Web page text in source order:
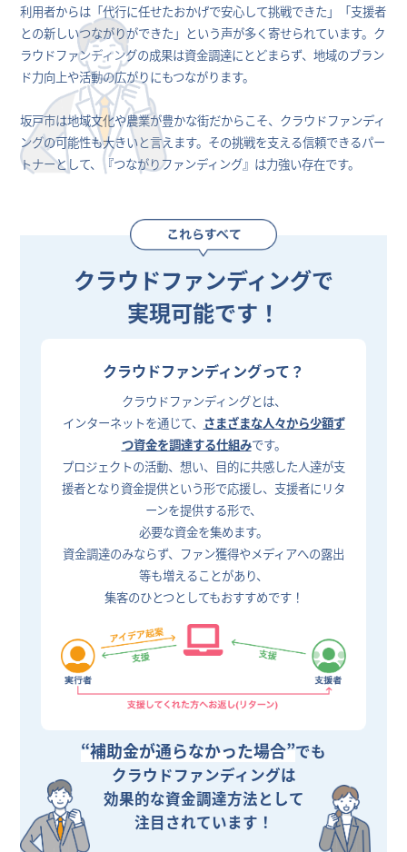
利用者からは「代行に任せたおかげで安心して挑戦できた」「支援者
との新しいつながりができた」という声が多く寄せられています。ク
ラウドファンディングの成果は資金調達にとどまらず、地域のブラン
ド力向上や活動の広がりにもつながります。
坂戸市は地域文化や農業が豊かな街だからこそ、クラウドファンディ
ングの可能性も大きいと言えます。その挑戦を支える信頼できるパー
トナーとして、『つながりファンディング』は力強い存在です。
クラウドファンディングで
実現可能です！
クラウドファンディングって？
クラウドファンディングとは、
インターネットを通じて、 さまざまな人々から少額ず
つ資金を調達する仕組みです。
プロジェクトの活動、想い、目的に共感した人達が支
援者となり資金提供という形で応援し、支援者にリタ
ーンを提供する形で、
必要な資金を集めます。
資金調達のみならず、ファン獲得やメディアへの露出
等も増えることがあり、
集客のひとつとしてもおすすめです！
“補助金が通らなかった場合”でも
クラウドファンディングは
効果的な資金調達方法として
注目されています！